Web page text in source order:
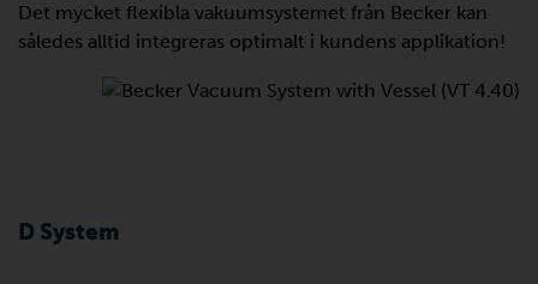
Det mycket flexibla vakuumsystemet från Becker kan
således alltid integreras optimalt i kundens applikation!
D System